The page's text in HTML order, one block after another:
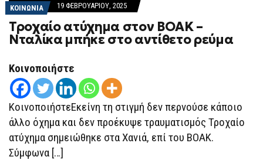
ΚΟΙΝΩΝΙΑ 19 ΦΕΒΡΟΥΑΡΊΟΥ, 2025
Τροχαίο ατύχημα στον ΒΟΑΚ –
Νταλίκα μπήκε στο αντίθετο ρεύμα
Κοινοποιήστε
ΚοινοποιήστεΕκείνη τη στιγμή δεν περνούσε κάποιο
άλλο όχημα και δεν προέκυψε τραυματισμός Τροχαίο
ατύχημα σημειώθηκε στα Χανιά, επί του ΒΟΑΚ.
Σύμφωνα […]